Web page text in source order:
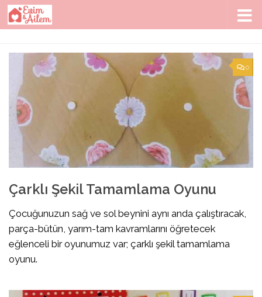
Skip to content
0
Çarklı Şekil Tamamlama Oyunu
Çocuğunuzun sağ ve sol beynini aynı anda çalıştıracak,
parça-bütün, yarım-tam kavramlarını öğretecek
eğlenceli bir oyunumuz var; çarklı şekil tamamlama
oyunu.